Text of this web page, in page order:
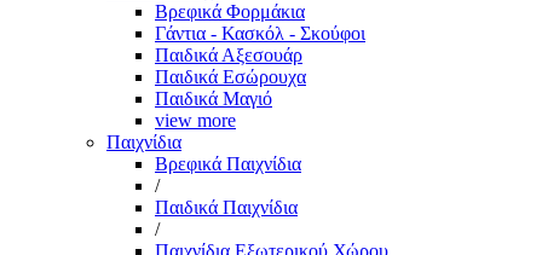
Βρεφικά Φορμάκια
Γάντια - Κασκόλ - Σκούφοι
Παιδικά Αξεσουάρ
Παιδικά Εσώρουχα
Παιδικά Μαγιό
view more
Παιχνίδια
Βρεφικά Παιχνίδια
/
Παιδικά Παιχνίδια
/
Παιχνίδια Εξωτερικού Χώρου